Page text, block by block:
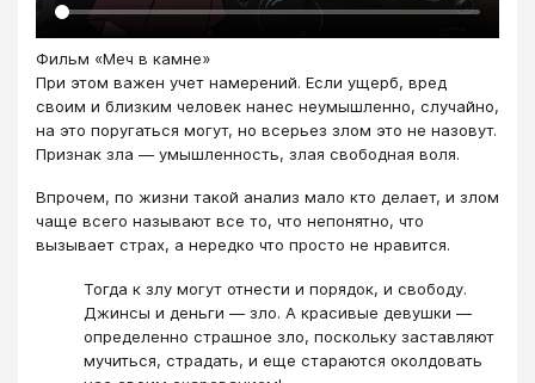
Фильм «Меч в камне»
При этом важен учет намерений. Если ущерб, вред
своим и близким человек нанес неумышленно, случайно,
на это поругаться могут, но всерьез злом это не назовут.
Признак зла — умышленность, злая свободная воля.
Впрочем, по жизни такой анализ мало кто делает, и злом
чаще всего называют все то, что непонятно, что
вызывает страх, а нередко что просто не нравится.
Тогда к злу могут отнести и порядок, и свободу.
Джинсы и деньги — зло. А красивые девушки —
определенно страшное зло, поскольку заставляют
мучиться, страдать, и еще стараются околдовать